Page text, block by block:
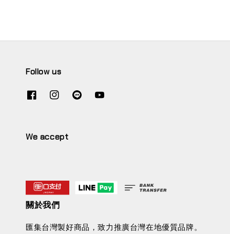
Follow us
We accept
關於我們
匯集台灣製好商品，致力推廣台灣在地優質品牌。